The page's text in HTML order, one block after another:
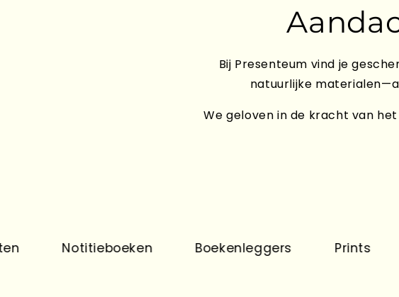
Bij Presenteum vind je
natuurlijke
We geloven in de kracht van
Notitieboeken Boekenleggers